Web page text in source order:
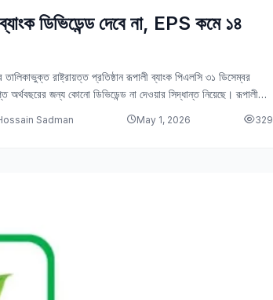
ডিভিডেন্ড দেবে না, EPS কমে ১৪
তালিকাভুক্ত রাষ্ট্রায়ত্ত প্রতিষ্ঠান রূপালী ব্যাংক পিএলসি ৩১ ডিসেম্বর
অর্থবছরের জন্য কোনো ডিভিডেন্ড না দেওয়ার সিদ্ধান্ত নিয়েছে। রূপালী
Sadman May 1, 2026 329